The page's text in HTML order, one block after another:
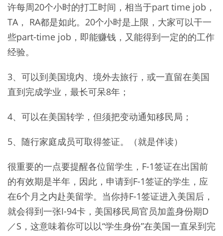
许每周20个小时的打工时间，相当于part time job，
TA， RA都是如此。20个小时是上限，大家可以干一
些part-time job，即能赚钱，又能得到一定的的工作
经验。
3、可以到美国境内、境外去旅行，或一直留在美国
直到完成学业，最长可呆8年；
4、可以在美国转学，但须把变动通知移民局；
5、随行家庭成员可取得签证。（就是伴读）
很重要的一点要提醒各位留学生，F-1签证在出国前
的有效期是半年，因此，申请到F-1签证的学生，应
在6个月之内赴美留学。当你持F-1签证进入美国后，
就会得到一张I-94卡，美国移民局官员加盖身份期D
／S，这意味着你可以以“学生身份”在美国一直呆到完